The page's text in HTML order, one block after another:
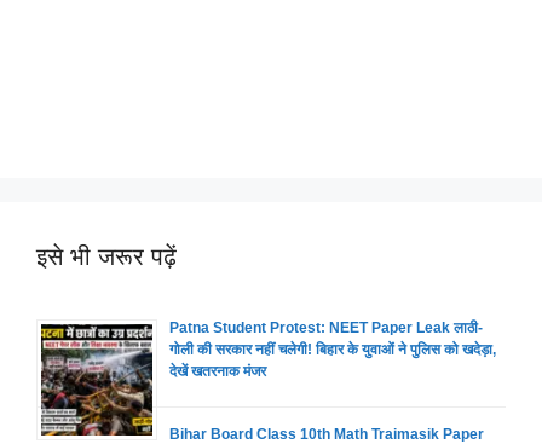
इसे भी जरूर पढ़ें
Patna Student Protest: NEET Paper Leak लाठी-
गोली की सरकार नहीं चलेगी! बिहार के युवाओं ने पुलिस को खदेड़ा,
देखें खतरनाक मंजर
Bihar Board Class 10th Math Traimasik Paper